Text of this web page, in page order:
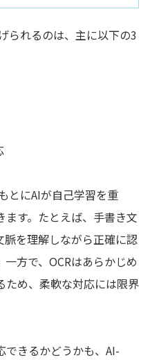
られるのは、主に以下の3
とにAIが自己学習を重
す。たとえば、手書き文
を理解しながら正確に認
方で、OCRはあらかじめ
ため、柔軟な対応には限界
できるかどうかも、AI-